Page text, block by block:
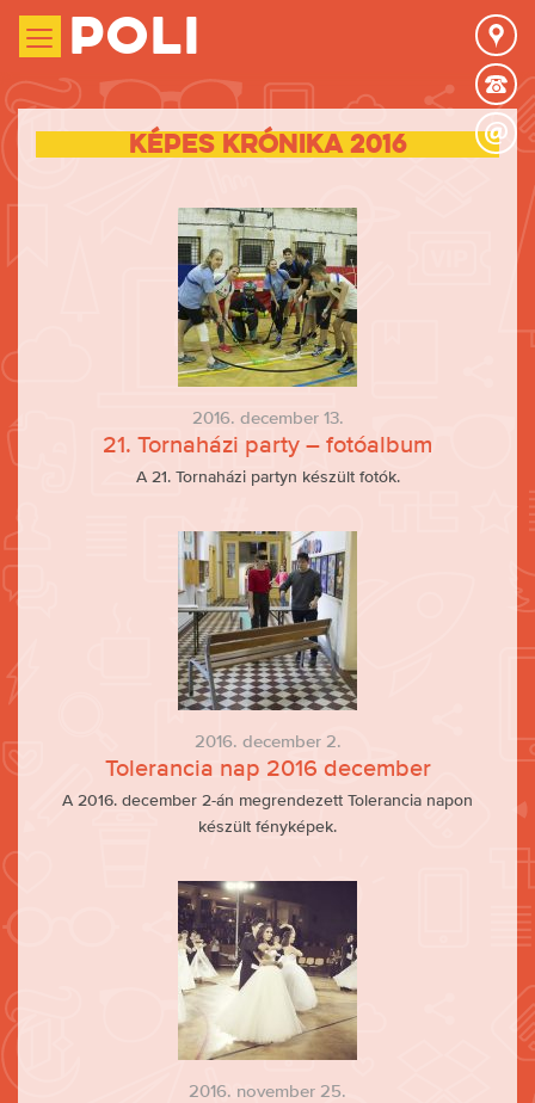
Poli
Képes krónika 2016
2016. december 13.
21. Tornaházi party – fotóalbum
A 21. Tornaházi partyn készült fotók.
2016. december 2.
Tolerancia nap 2016 december
A 2016. december 2-án megrendezett Tolerancia napon
készült fényképek.
2016. november 25.